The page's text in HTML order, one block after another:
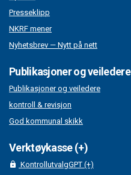
Presseklipp
NKRF mener
Nyhetsbrev — Nytt på nett
Publikasjoner og veiledere
Publikasjoner og veiledere
kontroll & revisjon
God kommunal skikk
Verktøykasse (+)
KontrollutvalgGPT (+)